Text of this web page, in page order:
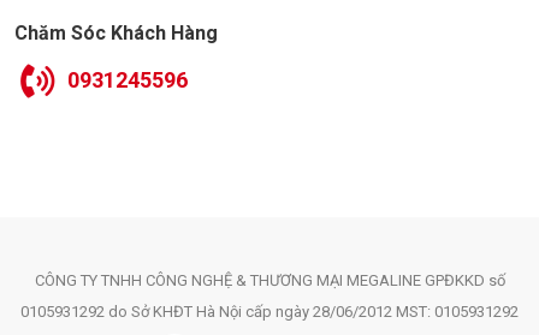
Chăm Sóc Khách Hàng
0931245596
CÔNG TY TNHH CÔNG NGHỆ & THƯƠNG MẠI MEGALINE GPĐKKD số
0105931292 do Sở KHĐT Hà Nội cấp ngày 28/06/2012 MST: 0105931292